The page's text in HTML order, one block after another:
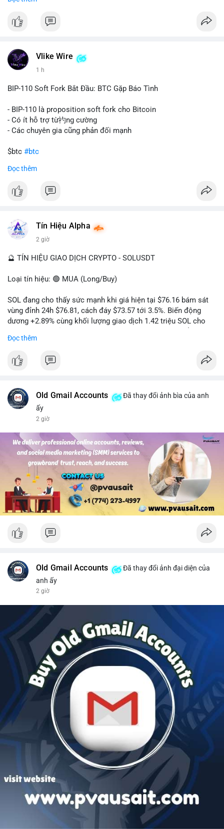
#dongtiencavoi
Nhận định phân tích:
Khối lượng 94.58 BTC trị giá hơn 6.15 triệu USD được di
này có thể phản ánh ba kịch bản chính: thứ nhất, cá voi đang
chuẩn bị thanh khoản bằng cách chuyển lên sàn giao dịch, tạo
để nắm giữ dài hạn, thể hiện niềm tin vào xu hướng tăng; thứ
tán rủi ro. Với mức giá 65K, khối lượng này không quá lớn để
gây sốc thanh khoản tức thời, nhưng vẫn đủ sức tạo biến động
tâm lý ngắn hạn nếu hướng đến sàn tập trung.
Lời khuyên cho nhà đầu tư nhỏ lẻ:
hướng đi của dòng tiền. Tránh hành động theo cảm xúc, ưu
rõ ràng về đích đến của số BTC này.
#dongtienlon
Vlike Wire
1 h
BIP-110 Soft Fork Bắt Đầu: BTC Gặp Báo Tình
- BIP-110 là proposition soft fork cho Bitcoin
- Có ít hỗ trợ từ礿ng cường
- Các chuyên gia cũng phản đối mạnh
$btc #btc
#vlikevn
📰 Nguồn: CoinDesk
Đọc thêm
Tín Hiệu Alpha
2 giờ
🔮 TÍN HIỆU GIAO DỊCH CRYPTO - SOLUSDT
Loại tín hiệu: 🟢 MUA (Long/Buy)
SOL đang cho thấy sức mạnh khi giá hiện tại $76.16 bám sát
vùng đỉnh 24h $76.81, cách đáy $73.57 tới 3.5%. Biến động
dương +2.89% cùng khối lượng giao dịch 1.42 triệu SOL cho
hoàn toàn nhịp điều chỉnh.
Khuyến nghị giao dịch cụ thể:
- Mục tiêu chốt lời: TP1: 77.50, TP2: 78.80
- Cắt lỗ: 74.90 (dưới vùng hỗ trợ gần nhất)
chốt 50% vị thế tại TP1 và dời stop loss về điểm hòa vốn.
#solusdt #longsol #vung76 #breakoutsol #lenhmuasol
Đọc thêm
Old Gmail Accounts
Đã thay đổi ảnh bìa của anh
ấy
2 giờ
Old Gmail Accounts
Đã thay đổi ảnh đại diện của
anh ấy
2 giờ